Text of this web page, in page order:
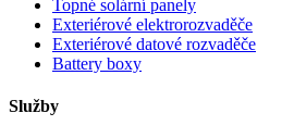
Topné solární panely
Exteriérové elektrorozvaděče
Exteriérové datové rozvaděče
Battery boxy
Služby